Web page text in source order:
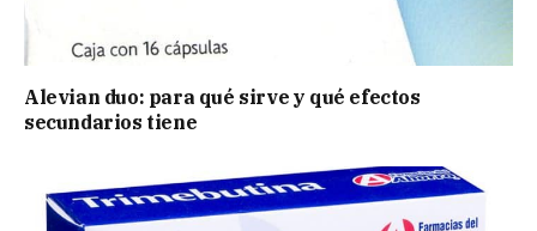
Alevian duo: para qué sirve y qué efectos
secundarios tiene